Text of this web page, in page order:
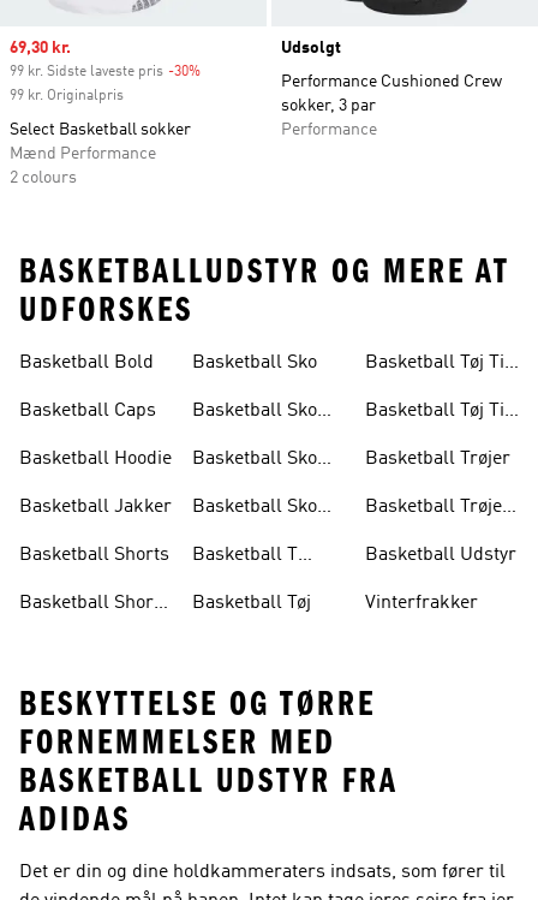
Sale price
69,30 kr.
99 kr. Sidste laveste pris -30%
99 kr. Originalpris
Select Basketball sokker
Mænd Performance
2 colours
Udsolgt
Performance Cushioned Crew
sokker, 3 par
Performance
BASKETBALLUDSTYR OG MERE AT
UDFORSKES
Basketball Bold
Basketball Caps
Basketball Hoodie
Basketball Jakker
Basketball Shorts
Basketball Shorts
Basketball Sko
Basketball Sko
Basketball Sko
Basketball Sko
Basketball T
Basketball Tøj
Basketball Tøj Til
Basketball Tøj Til
Basketball Trøjer
Basketball Trøjer
Basketball Udstyr
Vinterfrakker
BESKYTTELSE OG TØRRE
FORNEMMELSER MED
BASKETBALL UDSTYR FRA
ADIDAS
Det er din og dine holdkammeraters indsats, som fører til